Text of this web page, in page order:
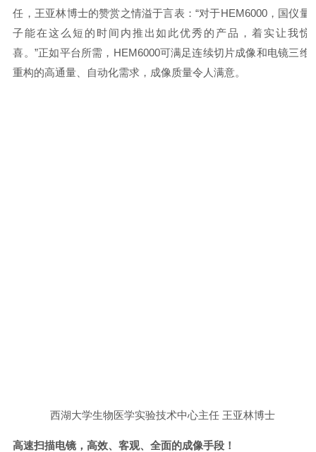
任，王亚林博士的赞赏之情溢于言表：“对于HEM6000，国仪量
子能在这么短的时间内推出如此优秀的产品，着实让我惊
喜。 ”正如平台所需， HEM6000可满足连续切片成像和电镜三维
重构的高通量、自动化需求，成像质量令人满意。
西湖大学生物医学实验技术中心主任 王亚林博士
高速扫描电镜，高效、客观、全面的成像手段！